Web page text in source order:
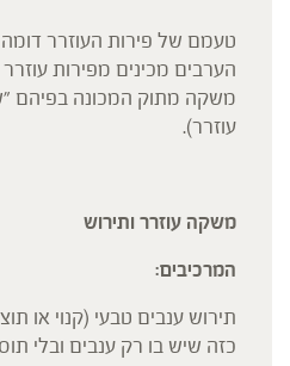
טעמם של פירות העוזרר
הערבים מכינים מפירות
משקה מתוק המכונה בפיהם
עוזרר).
משקה עוזרר ותירוש
המרכיבים:
תירוש ענבים טבעי (קנוי או
כזה שיש בו רק ענבים ובלי